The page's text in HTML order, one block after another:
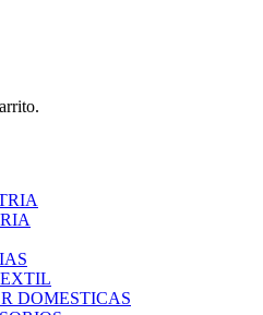
DOMESTICAS